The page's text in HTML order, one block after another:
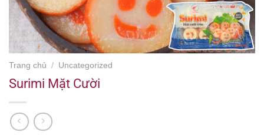
Trang chủ / Uncategorized
Surimi Mặt Cười